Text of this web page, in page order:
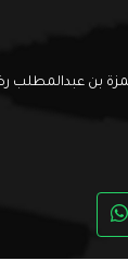
بن عبدالمطلب